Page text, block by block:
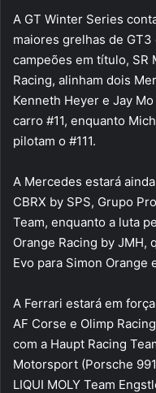
A GT Winter Series
maiores grelhas de
campeões em título,
Racing, alinham dois
Kenneth Heyer e Jay
carro #11, enquanto
pilotam o #111.
A Mercedes estará
CBRX by SPS, Grupo
Team, enquanto a luta
Orange Racing by JMH,
Evo para Simon Orange
A Ferrari estará em
AF Corse e Olimp
com a Haupt Racing
Motorsport (Porsche
LIQUI MOLY Team